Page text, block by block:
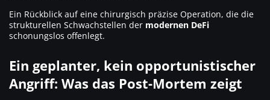
Ein Rückblick auf eine chirurgisch präzise Operation, die die
strukturellen Schwachstellen der modernen DeFi
schonungslos offenlegt.
Ein geplanter, kein opportunistischer
Angriff: Was das Post-Mortem zeigt